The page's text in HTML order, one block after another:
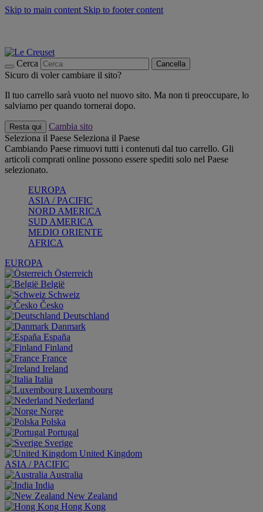
Skip to main content Skip to footer content
Cerca Cancella
Sicuro di voler cambiare il sito?
Il tuo carrello sarà vuoto nel nuovo sito. Ma non ti preoccupare, lo
salviamo per quando tornerai dopo.
Resta qui
Cambia sito
Seleziona il Paese Seleziona il Paese
Cambiando Paese rimuovi tutti i contenuti dal tuo carrello. Gli
articoli comprati online possono essere spediti solo nel Paese
selezionato.
EUROPA
ASIA / PACIFIC
NORD AMERICA
SUD AMERICA
MEDIO ORIENTE
AFRICA
EUROPA
Österreich
België
Schweiz
Česko
Deutschland
Danmark
España
Finland
France
Ireland
Italia
Luxembourg
Nederland
Norge
Polska
Portugal
Sverige
United Kingdom
ASIA / PACIFIC
Australia
India
New Zealand
Hong Kong